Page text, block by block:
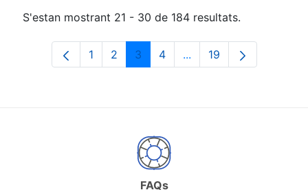
S'estan mostrant 21 - 30 de 184 resultats.
Pàgina
1 Pàgina
2 Pàgina
3 Pàgina
4 ...Pàgines intermèdies
Pàgina
19
FAQs